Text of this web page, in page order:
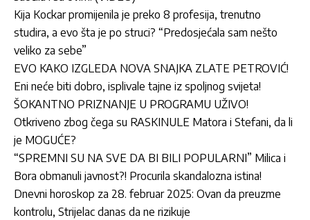
Kija Kockar promijenila je preko 8 profesija, trenutno
studira, a evo šta je po struci? “Predosjećala sam nešto
veliko za sebe”
EVO KAKO IZGLEDA NOVA SNAJKA ZLATE PETROVIĆ!
Eni neće biti dobro, isplivale tajne iz spoljnog svijeta!
ŠOKANTNO PRIZNANJE U PROGRAMU UŽIVO!
Otkriveno zbog čega su RASKINULE Matora i Stefani, da li
je MOGUĆE?
“SPREMNI SU NA SVE DA BI BILI POPULARNI” Milica i
Bora obmanuli javnost?! Procurila skandalozna istina!
Dnevni horoskop za 28. februar 2025: Ovan da preuzme
kontrolu, Strijelac danas da ne rizikuje